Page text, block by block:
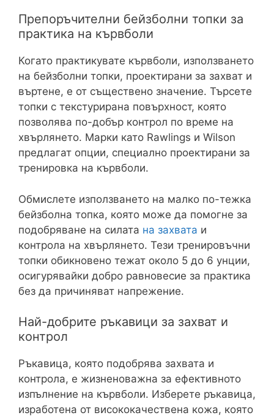
Препоръчителни бейзболни топки за
практика на кървболи
Когато практикувате кървболи, използването
на бейзболни топки, проектирани за захват и
въртене, е от съществено значение. Търсете
топки с текстурирана повърхност, която
позволява по-добър контрол по време на
хвърлянето. Марки като Rawlings и Wilson
предлагат опции, специално проектирани за
тренировка на кървболи.
Обмислете използването на малко по-тежка
бейзболна топка, която може да помогне за
подобряване на силата на захвата и
контрола на хвърлянето. Тези тренировъчни
топки обикновено тежат около 5 до 6 унции,
осигурявайки добро равновесие за практика
без да причиняват напрежение.
Най-добрите ръкавици за захват и
контрол
Ръкавица, която подобрява захвата и
контрола, е жизненоважна за ефективното
изпълнение на кървболи. Изберете ръкавица,
изработена от висококачествена кожа, която